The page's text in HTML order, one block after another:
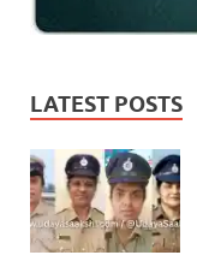
LATEST POSTS